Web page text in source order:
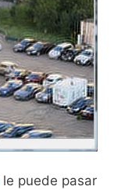
le puede pasar